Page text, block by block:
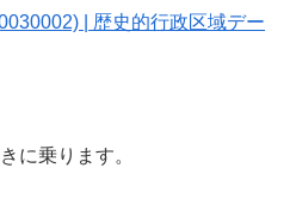
| 歴史的行政区域デー
に乗ります。